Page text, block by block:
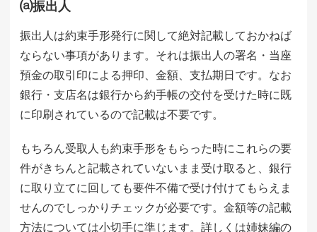
⒜振出人
振出人は約束手形発行に関して絶対記載しておかねば
ならない事項があります。それは振出人の署名・当座
預金の取引印による押印、金額、支払期日です。なお
銀行・支店名は銀行から約手帳の交付を受けた時に既
に印刷されているので記載は不要です。
もちろん受取人も約束手形をもらった時にこれらの要
件がきちんと記載されていないまま受け取ると、銀行
に取り立てに回しても要件不備で受け付けてもらえま
せんのでしっかりチェックが必要です。金額等の記載
方法については小切手に準じます。詳しくは姉妹編の